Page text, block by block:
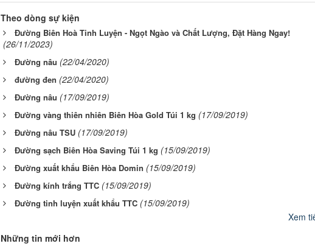
Theo dòng sự kiện
Đường Biên Hoà Tinh Luyện - Ngọt Ngào và Chất Lượng, Đặt Hàng Ngay!
(26/11/2023)
Đường nâu (22/04/2020)
đường đen (22/04/2020)
Đường nâu (17/09/2019)
Đường vàng thiên nhiên Biên Hòa Gold Túi 1 kg (17/09/2019)
Đường nâu TSU (17/09/2019)
Đường sạch Biên Hòa Saving Túi 1 kg (15/09/2019)
Đường xuất khẩu Biên Hòa Domin (15/09/2019)
Đường kính trắng TTC (15/09/2019)
Đường tinh luyện xuất khẩu TTC (15/09/2019)
Xem
Những tin mới hơn